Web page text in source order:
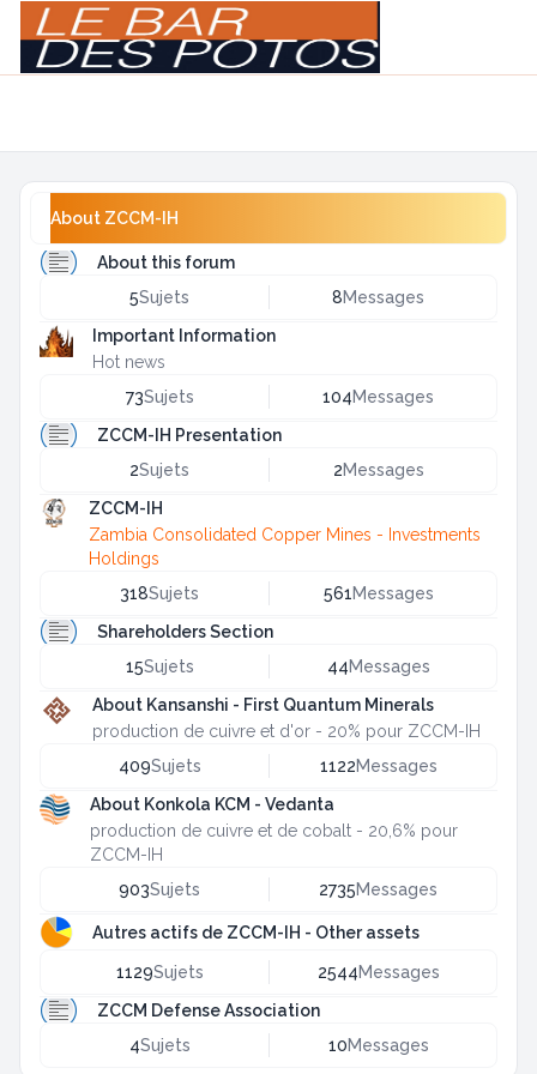
About ZCCM-IH
About this forum
5Sujets 8Messages
Important Information
Hot news
73Sujets 104Messages
ZCCM-IH Presentation
2Sujets 2Messages
ZCCM-IH
Zambia Consolidated Copper Mines - Investments
Holdings
318Sujets 561Messages
Shareholders Section
15Sujets 44Messages
About Kansanshi - First Quantum Minerals
production de cuivre et d'or - 20% pour ZCCM-IH
409Sujets 1122Messages
About Konkola KCM - Vedanta
production de cuivre et de cobalt - 20,6% pour
ZCCM-IH
903Sujets 2735Messages
Autres actifs de ZCCM-IH - Other assets
1129Sujets 2544Messages
ZCCM Defense Association
4Sujets 10Messages